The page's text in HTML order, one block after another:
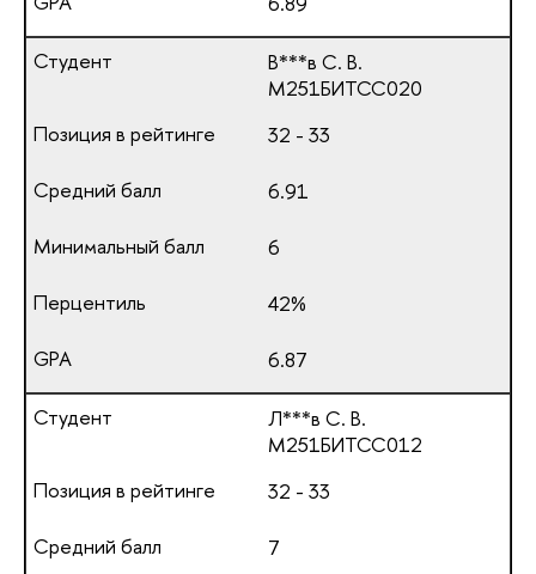
В***в С. В.
М251БИТСС020
32 - 33
6.91
6
42%
6.87
Л***в С. В.
М251БИТСС012
32 - 33
7